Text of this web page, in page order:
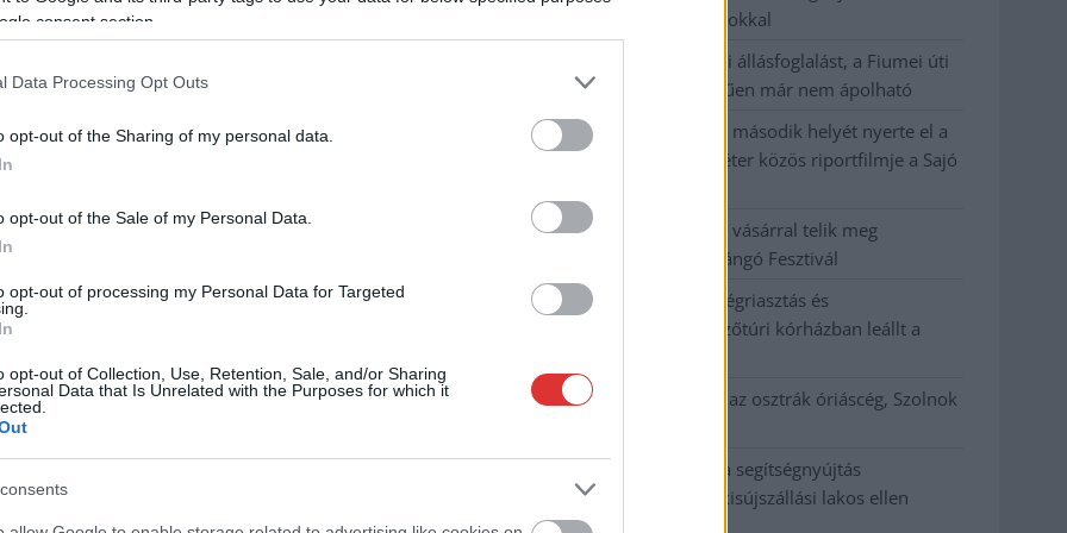
consent section.
Data Processing Opt Outs
opt-out of the Sharing of my personal data.
opt-out of the Sale of my Personal Data.
opt-out of processing my Personal Data for Targeted
opt-out of Collection, Use, Retention, Sale, and/or Sharing
Data that Is Unrelated with the Purposes for which it
magyar választások utáni európai légkörről,
Szolnokon szintén sikeresek lehetnek a
Kecskeméten pedig az értelmileg
érdekességekről számol be a független helyi
küzdenek a szolnokiak, hogy a végén
lakossági fórumokkal próbálja csökkenteni a
hozott felszínre. A cég vezetője már arról beszélt, ha
hőség jön, akár 38 fokokkal
Közzétették a szakértői állásfoglalást, a Fiumei úti
fák többsége szakszerűen már nem ápolható
A MÚOSZ sajtódíjának második helyét nyerte el a
Borsod24 és a Paraméter közös riportfilmje a Sajó
Tánccal, zeneszóval és vásárral telik meg
Jászberény, indul a Csángó Fesztivál
Meghosszabbított hőségriasztás és
vízkorlátozások, a mezőtúri kórházban leállt a
Átszervezi működését az osztrák óriáscég, Szolnok
Tragédiába torkollott a segítségnyújtás
elmulasztása, három kisújszállási lakos ellen
emeltek vádat